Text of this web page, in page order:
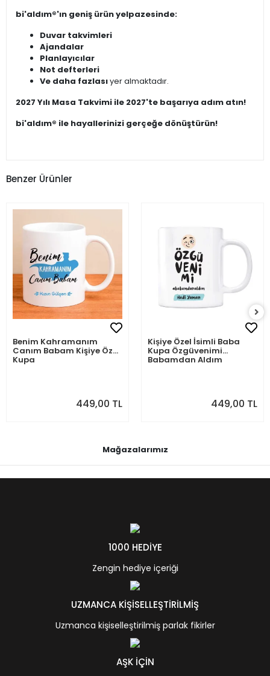
bi'aldım®'ın geniş ürün yelpazesinde:
Duvar takvimleri
Ajandalar
Planlayıcılar
Not defterleri
Ve daha fazlasıyer almaktadır.
2027 Yılı Masa Takvimi ile 2027'te başarıya adım atın!
bi'aldım® ile hayallerinizi gerçeğe dönüştürün!
Benzer Ürünler
Benim Kahramanım
Canım Babam Kişiye Özel
Kupa
449,00 TL
Kişiye Özel İsimli Baba
Kupa Özgüvenimi
Babamdan Aldım
449,00 TL
Mağazalarımız
1000 HEDİYE
Zengin hediye içeriği
UZMANCA KİŞİSELLEŞTİRİLMİŞ
Uzmanca kişiselleştirilmiş parlak fikirler
AŞK İÇİN